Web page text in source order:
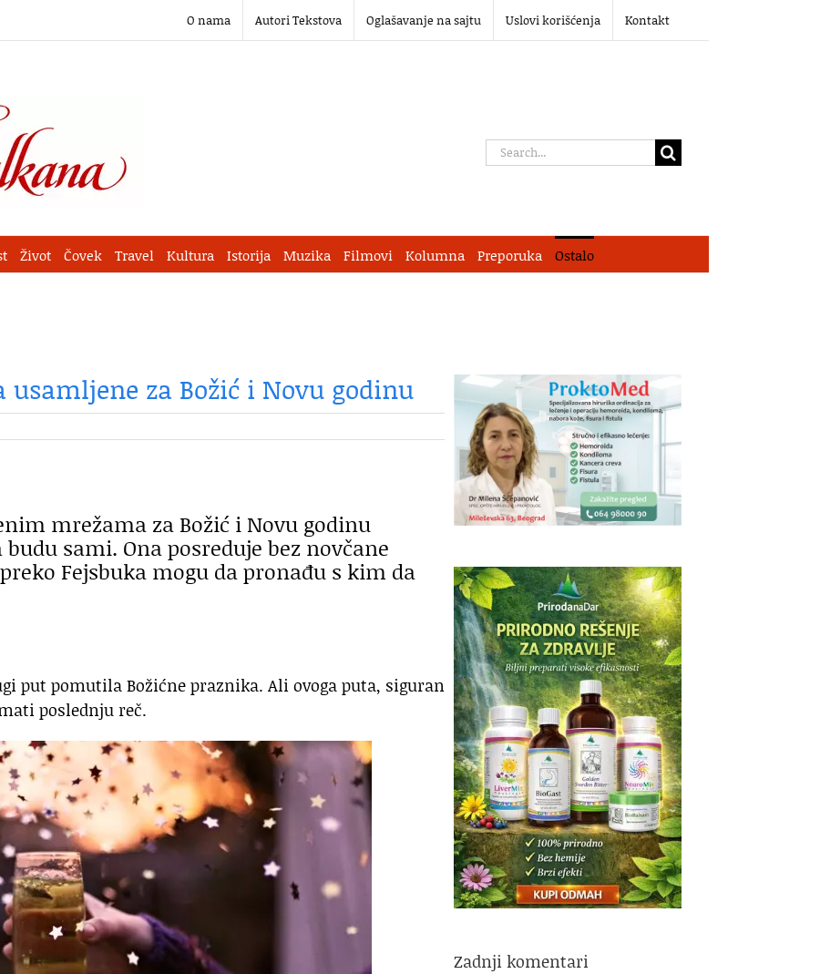
O nama Autori Tekstova Oglašavanje na sajtu Uslovi korišćenja Kontakt
Search
Život Čovek Travel Kultura Istorija Muzika Filmovi Kolumna Preporuka Ostalo
za Božić i Novu godinu
mrežama za Božić i Novu godinu
sami. Ona posreduje bez novčane
Fejsbuka mogu da pronađu s kim da
put pomutila Božićne praznika. Ali ovoga puta, siguran
poslednju reč.
Zadnji komentari